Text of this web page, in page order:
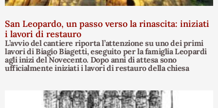
San Leopardo, un passo verso la rinascita: iniziati
i lavori di restauro
L’avvio del cantiere riporta l’attenzione su uno dei primi
lavori di Biagio Biagetti, eseguito per la famiglia Leopardi
agli inizi del Novecento. Dopo anni di attesa sono
ufficialmente iniziati i lavori di restauro della chiesa